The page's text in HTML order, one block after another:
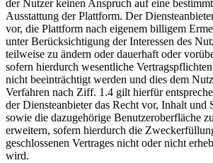
der Nutzer keinen Anspruch auf eine
Ausstattung der Plattform. Der
vor, die Plattform nach eigenem billigem
unter Berücksichtigung der Interessen des
teilweise zu ändern oder dauerhaft oder
sofern hierdurch wesentliche
nicht beeinträchtigt werden und dies dem
Verfahren nach Ziff. 1.4 gilt hierfür
der Diensteanbieter das Recht vor, Inhalt und
sowie die dazugehörige Benutzeroberfläche
erweitern, sofern hierdurch die
geschlossenen Vertrages nicht oder nicht
wird.